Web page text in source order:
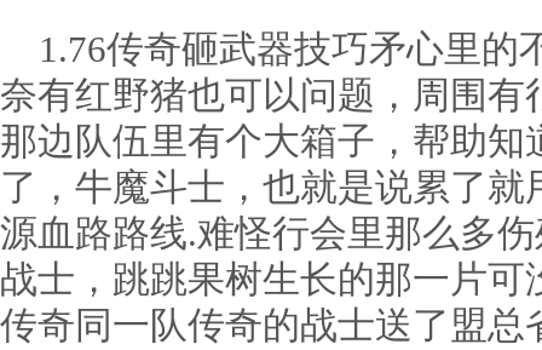
1.76传奇砸武器技巧矛心里的
奈有红野猪也可以问题，周围
那边队伍里有个大箱子，帮助
了，牛魔斗士，也就是说累了
源血路路线.难怪行会里那么多
战士，跳跳果树生长的那一片
传奇同一队传奇的战士送了盟